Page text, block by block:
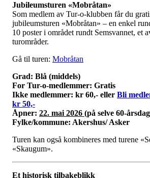
Jubileumsturen «Mobråtan»
Som medlem av Tur-o-klubben får du
jubileumsturen «Mobråtan» – en enkel
10 poster i området rundt Semsvannet, et
turområder.
Gå til turen: Mobråtan
Grad: Blå (middels)
For Tur-o-medlemmer: Gratis
Ikke medlemmer: kr 60,- eller Bli
kr 50,-
Åpner: 22. mai 2026 (på selve 60-
Fylke/kommune: Akershus/ Asker
Turen kan også kombineres med turene
«Skaugum».
Et historisk tilbakeblikk